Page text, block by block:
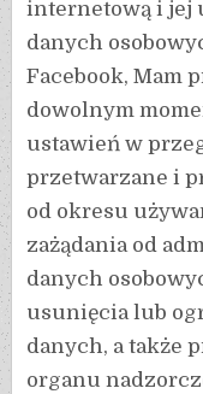
internetową i jej
danych
Facebook, Mam
dowolnym
ustawień w
przetwarzane i
od okresu
zażądania od
danych
usunięcia lub
danych, a także
organu